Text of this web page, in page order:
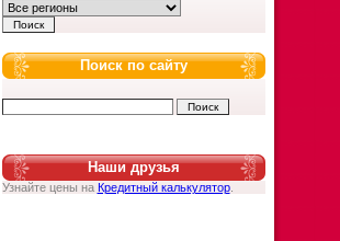
Поиск по сайту
Наши друзья
Узнайте цены на Кредитный калькулятор.